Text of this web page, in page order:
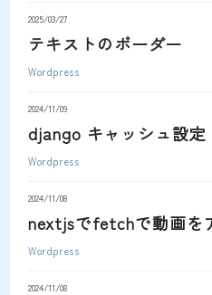
2025/03/27
テキストのボーダー
Wordpress
2024/11/09
django キャッシュ設定
Wordpress
2024/11/08
nextjsでfetchで動画を
Wordpress
2024/11/08